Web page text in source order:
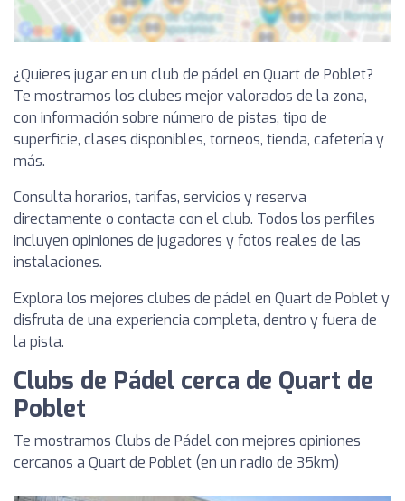
¿Quieres jugar en un club de pádel en Quart de Poblet?
Te mostramos los clubes mejor valorados de la zona,
con información sobre número de pistas, tipo de
superficie, clases disponibles, torneos, tienda, cafetería y
más.
Consulta horarios, tarifas, servicios y reserva
directamente o contacta con el club. Todos los perfiles
incluyen opiniones de jugadores y fotos reales de las
instalaciones.
Explora los mejores clubes de pádel en Quart de Poblet y
disfruta de una experiencia completa, dentro y fuera de
la pista.
Clubs de Pádel cerca de Quart de
Poblet
Te mostramos Clubs de Pádel con mejores opiniones
cercanos a Quart de Poblet (en un radio de 35km)